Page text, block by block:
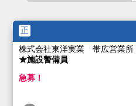
正
株式会社東洋実業 帯広営業所
★施設警備員
急募！